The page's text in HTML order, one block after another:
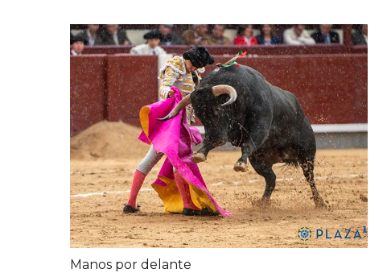
Manos por delante